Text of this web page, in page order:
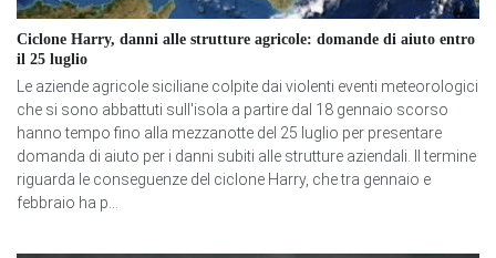
Ciclone Harry, danni alle strutture agricole: domande di aiuto entro
il 25 luglio
Le aziende agricole siciliane colpite dai violenti eventi meteorologici
che si sono abbattuti sull'isola a partire dal 18 gennaio scorso
hanno tempo fino alla mezzanotte del 25 luglio per presentare
domanda di aiuto per i danni subiti alle strutture aziendali. Il termine
riguarda le conseguenze del ciclone Harry, che tra gennaio e
febbraio ha p...